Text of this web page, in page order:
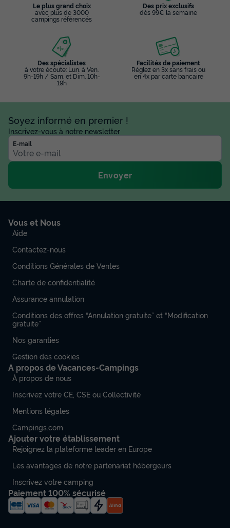
Le plus grand choix
avec plus de 3000
campings référencés
Des prix exclusifs
dès 99€ la semaine
Des spécialistes
à votre écoute: Lun. à Ven.
9h-19h / Sam. et Dim. 10h-
19h
Facilités de paiement
Réglez en 3x sans frais ou
en 4x par carte bancaire
Soyez informé en premier !
Inscrivez-vous à notre newsletter
E-mail
Envoyer
Vous et Nous
Aide
Contactez-nous
Conditions Générales de Ventes
Charte de confidentialité
Assurance annulation
Conditions des offres “Annulation gratuite” et “Modification
gratuite”
Nos garanties
Gestion des cookies
A propos de Vacances-Campings
À propos de nous
Inscrivez votre CE, CSE ou Collectivité
Mentions légales
Campings.com
Ajouter votre établissement
Rejoignez la plateforme leader en Europe
Les avantages de notre partenariat hébergeurs
Inscrivez votre camping
Paiement 100% sécurisé